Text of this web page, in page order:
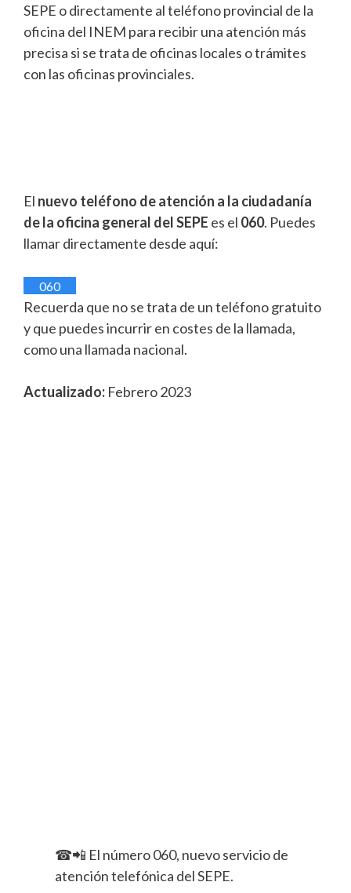
SEPE o directamente al teléfono provincial de la
oficina del INEM para recibir una atención más
precisa si se trata de oficinas locales o trámites
con las oficinas provinciales.
El nuevo teléfono de atención a la ciudadanía
de la oficina general del SEPE es el 060. Puedes
llamar directamente desde aquí:
060
Recuerda que no se trata de un teléfono gratuito
y que puedes incurrir en costes de la llamada,
como una llamada nacional.
Actualizado: Febrero 2023
☎📲 El número 060, nuevo servicio de
atención telefónica del SEPE.